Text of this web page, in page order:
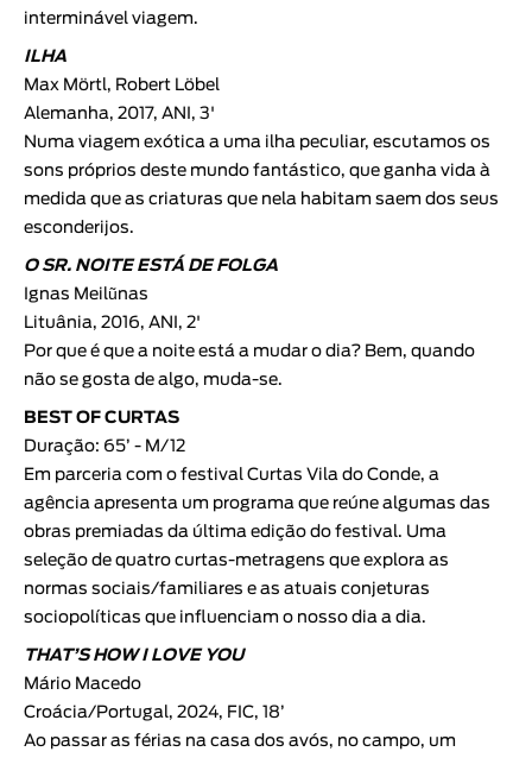
interminável viagem.
ILHA
Max Mörtl, Robert Löbel
Alemanha, 2017, ANI, 3'
Numa viagem exótica a uma ilha peculiar, escutamos os
sons próprios deste mundo fantástico, que ganha vida à
medida que as criaturas que nela habitam saem dos seus
esconderijos.
O SR. NOITE ESTÁ DE FOLGA
Ignas Meilũnas
Lituânia, 2016, ANI, 2'
Por que é que a noite está a mudar o dia? Bem, quando
não se gosta de algo, muda-se.
BEST OF CURTAS
Duração: 65’ - M/12
Em parceria com o festival Curtas Vila do Conde, a
agência apresenta um programa que reúne algumas das
obras premiadas da última edição do festival. Uma
seleção de quatro curtas-metragens que explora as
normas sociais/familiares e as atuais conjeturas
sociopolíticas que influenciam o nosso dia a dia.
THAT’S HOW I LOVE YOU
Mário Macedo
Croácia/Portugal, 2024, FIC, 18’
Ao passar as férias na casa dos avós, no campo, um